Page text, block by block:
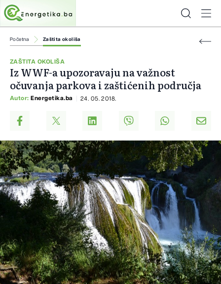
Početna Zaštita okoliša
ZAŠTITA OKOLIŠA
Iz WWF-a upozoravaju na važnost
očuvanja parkova i zaštićenih područja
Autor: Energetika.ba 24. 05. 2018.